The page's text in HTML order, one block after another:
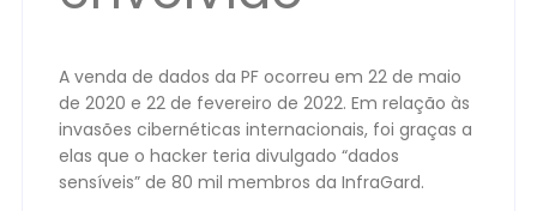
A venda de dados da PF ocorreu em 22 de maio
de 2020 e 22 de fevereiro de 2022. Em relação às
invasões cibernéticas internacionais, foi graças a
elas que o hacker teria divulgado “dados
sensíveis” de 80 mil membros da InfraGard.